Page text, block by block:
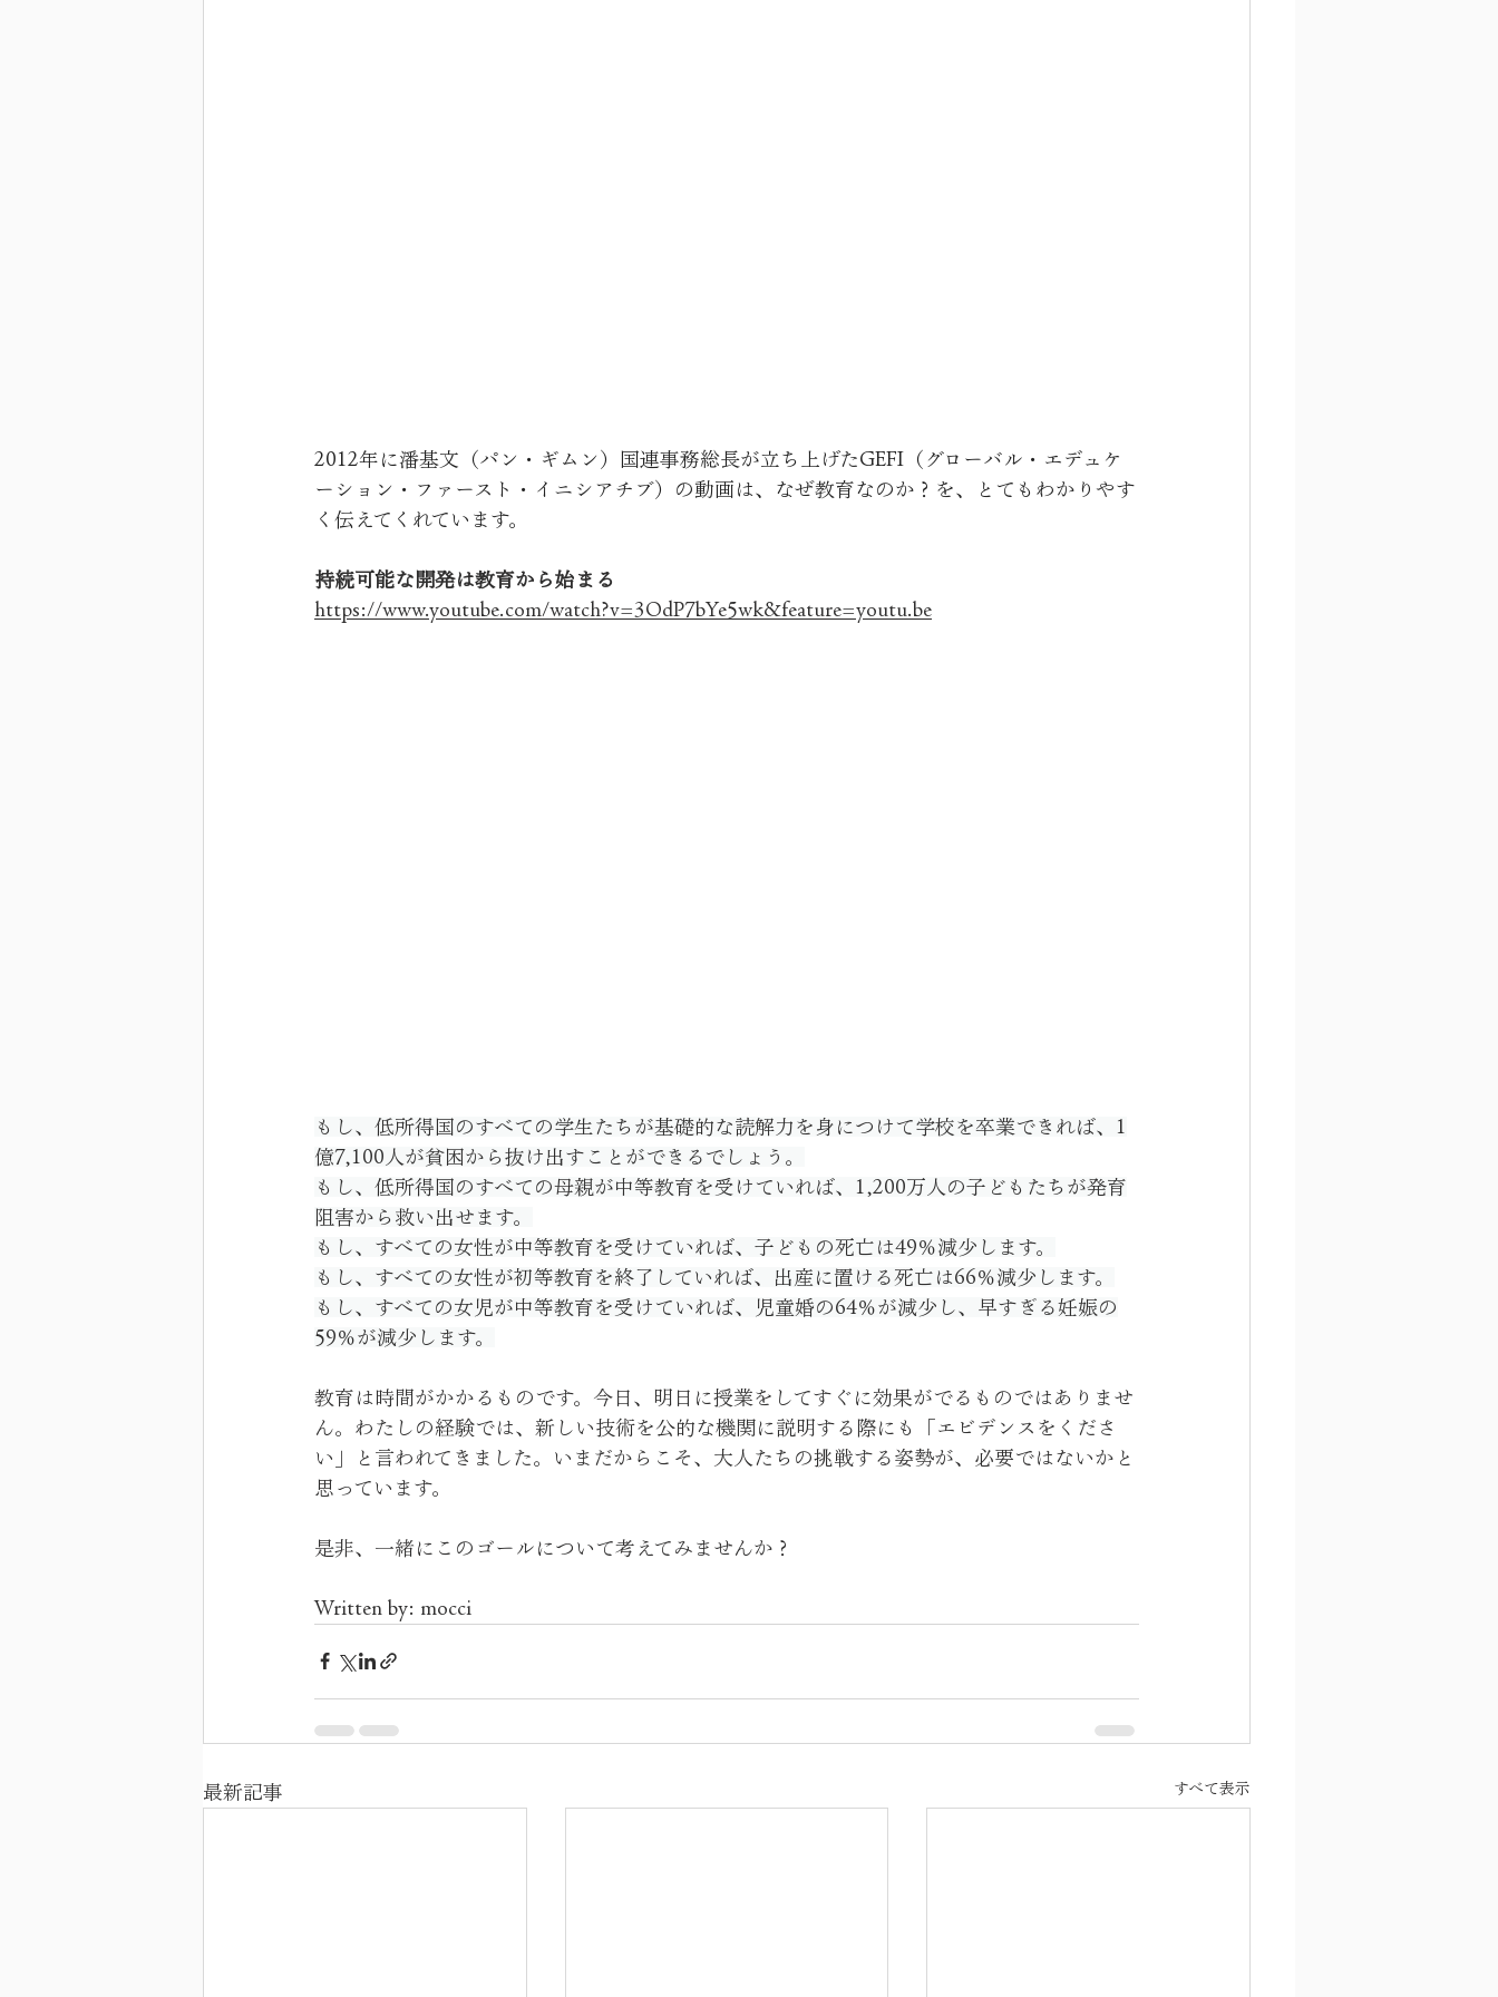
2012年に潘基文（パン・ギムン）国連事務総長が立ち上げたGEFI（グローバル・エデュケ
ーション・ファースト・イニシアチブ）の動画は、なぜ教育なのか？を、とてもわかりやす
く伝えてくれています。
持続可能な開発は教育から始まる
https://www.youtube.com/watch?v=3OdP7bYe5wk&feature=youtu.be
もし、低所得国のすべての学生たちが基礎的な読解力を身につけて学校を卒業できれば、1
億7,100人が貧困から抜け出すことができるでしょう。
もし、低所得国のすべての母親が中等教育を受けていれば、1,200万人の子どもたちが発育
阻害から救い出せます。
もし、すべての女性が中等教育を受けていれば、子どもの死亡は49％減少します。
もし、すべての女性が初等教育を終了していれば、出産に置ける死亡は66％減少します。
もし、すべての女児が中等教育を受けていれば、児童婚の64％が減少し、早すぎる妊娠の
59％が減少します。
教育は時間がかかるものです。今日、明日に授業をしてすぐに効果がでるものではありませ
ん。わたしの経験では、新しい技術を公的な機関に説明する際にも「エビデンスをくださ
い」と言われてきました。いまだからこそ、大人たちの挑戦する姿勢が、必要ではないかと
思っています。
是非、一緒にこのゴールについて考えてみませんか？
Written by: mocci
最新記事 すべて表示